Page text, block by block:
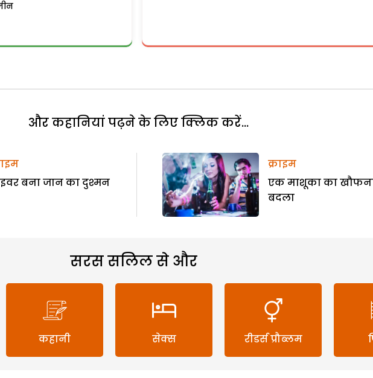
और कहानियां पढ़ने के लिए क्लिक करें...
बना जान का दुश्मन
क्राइम
एक माशूका का
बदला
सरस सलिल से और
कहानी सेक्स रीडर्स प्रौब्लम